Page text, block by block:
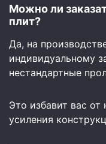
Можно ли
плит?
Да, на
индивидуальному
нестандартные
Это избавит вас
усиления